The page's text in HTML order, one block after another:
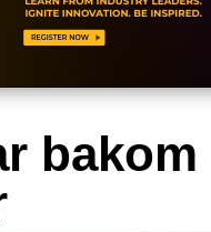
bakom